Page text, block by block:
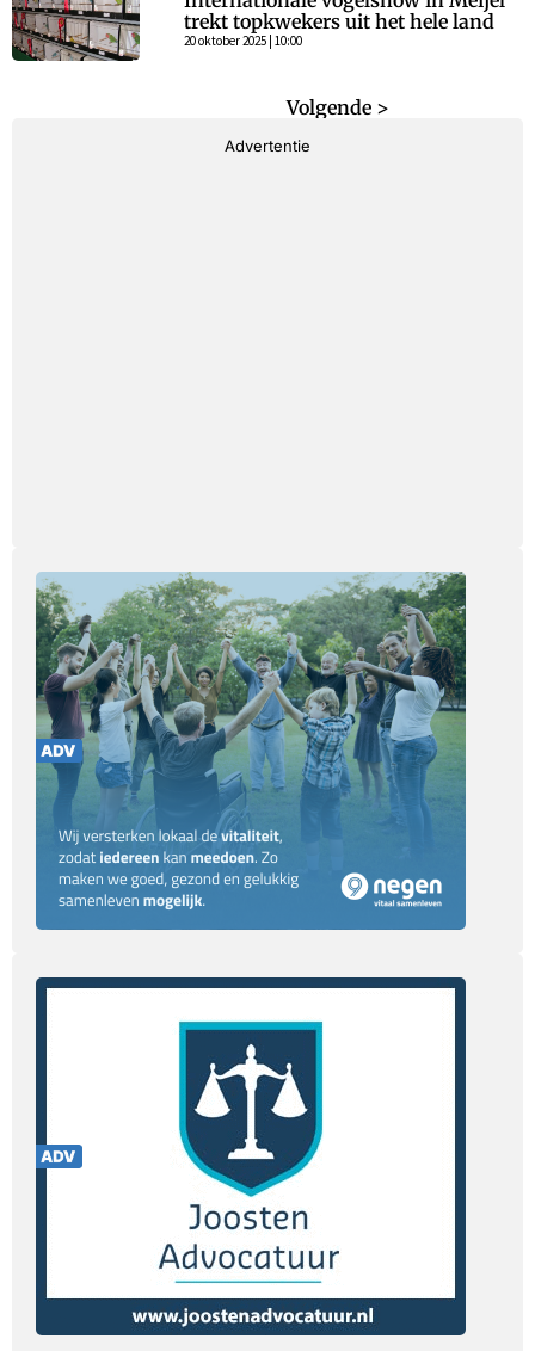
trekt topkwekers uit het hele land
20 oktober 2025 | 10:00
Volgende >
Advertentie